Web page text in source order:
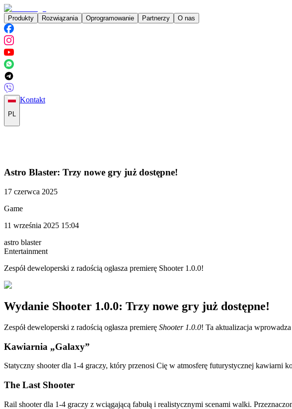
Produkty Rozwiązania Oprogramowanie Partnerzy O nas
PL
Kontakt
Astro Blaster: Trzy nowe gry już dostępne!
17 czerwca 2025
Game
11 września 2025 15:04
astro blaster
Entertainment
Zespół deweloperski z radością ogłasza premierę Shooter 1.0.0!
Wydanie Shooter 1.0.0: Trzy nowe gry już dostępne!
Zespół deweloperski z radością ogłasza premierę Shooter 1.0.0! Ta aktualizacja
Kawiarnia „Galaxy”
Statyczny shooter dla 1-4 graczy, który przenosi Cię w atmosferę futurystycznej
The Last Shooter
Rail shooter dla 1-4 graczy z wciągającą fabułą i realistycznymi scenami walki.